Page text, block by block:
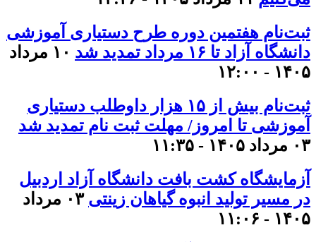
ثبت‌نام هفتمین دوره طرح دستیاری آموزشی
دانشگاه آزاد تا ۱۶ مرداد تمدید شد
۱۰ مرداد
۱۴۰۵ - ۱۲:۰۰
ثبت‌نام بیش از ۱۵ هزار داوطلب دستیاری
آموزشی تا امروز/ مهلت ثبت نام تمدید شد
۰۳ مرداد ۱۴۰۵ - ۱۱:۳۵
آزمایشگاه کشت بافت دانشگاه آزاد اردبیل
در مسیر تولید انبوه گیاهان زینتی
۰۳ مرداد
۱۴۰۵ - ۱۱:۰۶